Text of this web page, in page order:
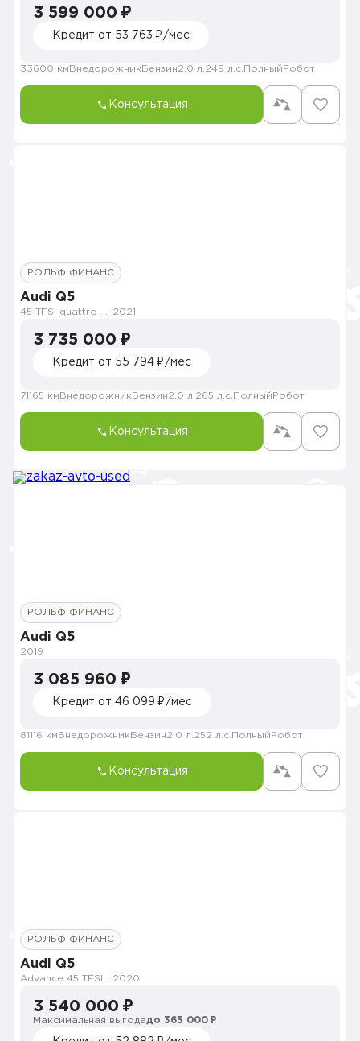
3 599 000 ₽
Кредит от 53 763 ₽/мес
33600 км Внедорожник Бензин2.0 л. 249 л.с. Полный Робот
Консультация
РОЛЬФ ФИНАНС
Audi Q5
2021
3 735 000 ₽
Кредит от 55 794 ₽/мес
71165 км Внедорожник Бензин2.0 л. 265 л.с. Полный Робот
Консультация
РОЛЬФ ФИНАНС
Audi Q5
2019
3 085 960 ₽
Кредит от 46 099 ₽/мес
81116 км Внедорожник Бензин2.0 л. 252 л.с. Полный Робот
Консультация
РОЛЬФ ФИНАНС
Audi Q5
2020
3 540 000 ₽
Максимальная выгодадо 365 000 ₽